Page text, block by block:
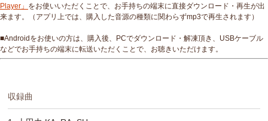
Player」 をお使いいただくことで、お手持ちの端末に直接ダウンロード・再生が出
来ます。（アプリ上では、購入した音源の種類に関わらずmp3で再生されます）
■Androidをお使いの方は、購入後、PCでダウンロード・解凍頂き、USBケーブル
などでお手持ちの端末に転送いただくことで、お聴きいただけます。
収録曲